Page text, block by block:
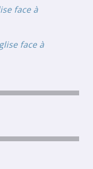
face à
face à